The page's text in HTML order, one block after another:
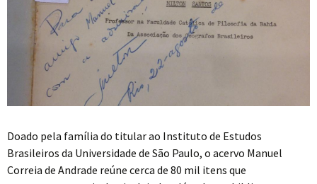
Doado pela família do titular ao Instituto de Estudos
Brasileiros da Universidade de São Paulo, o acervo Manuel
Correia de Andrade reúne cerca de 80 mil itens que